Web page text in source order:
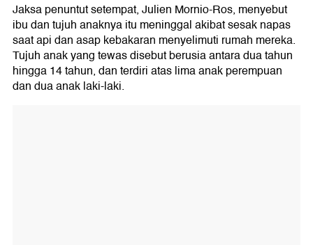
Jaksa penuntut setempat, Julien Mornio-Ros, menyebut
ibu dan tujuh anaknya itu meninggal akibat sesak napas
saat api dan asap kebakaran menyelimuti rumah mereka.
Tujuh anak yang tewas disebut berusia antara dua tahun
hingga 14 tahun, dan terdiri atas lima anak perempuan
dan dua anak laki-laki.